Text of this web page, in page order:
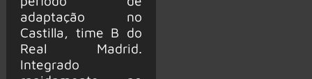
adaptação no
Castilla, time B do
Real Madrid.
Integrado